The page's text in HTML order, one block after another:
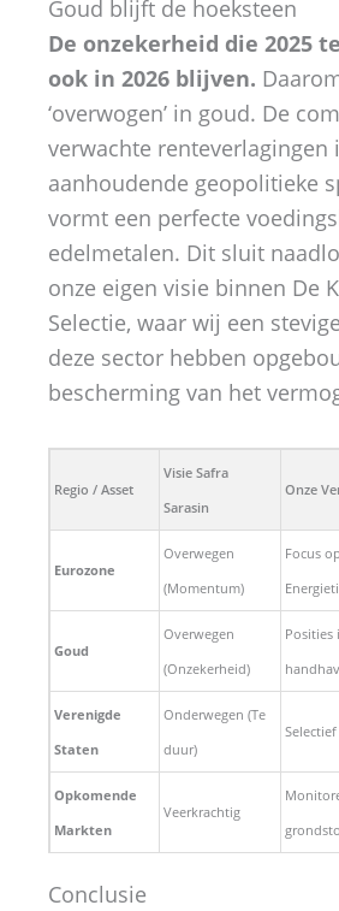
Goud blijft de hoeksteen
De onzekerheid die 2025
ook in 2026 blijven.
‘overwogen’ in goud. De
verwachte renteverlagingen
aanhoudende geopolitieke
vormt een perfecte
edelmetalen. Dit sluit
onze eigen visie binnen De
Selectie, waar wij een
deze sector hebben
bescherming van het
Regio / Asset
Visie Safra
Sarasin
Onze
Eurozone
Overwegen
(Momentum)
Focus
Goud
Overwegen
(Onzekerheid)
Verenigde
Staten
Onderwegen (Te
duur)
Opkomende
Markten
Veerkrachtig
Conclusie